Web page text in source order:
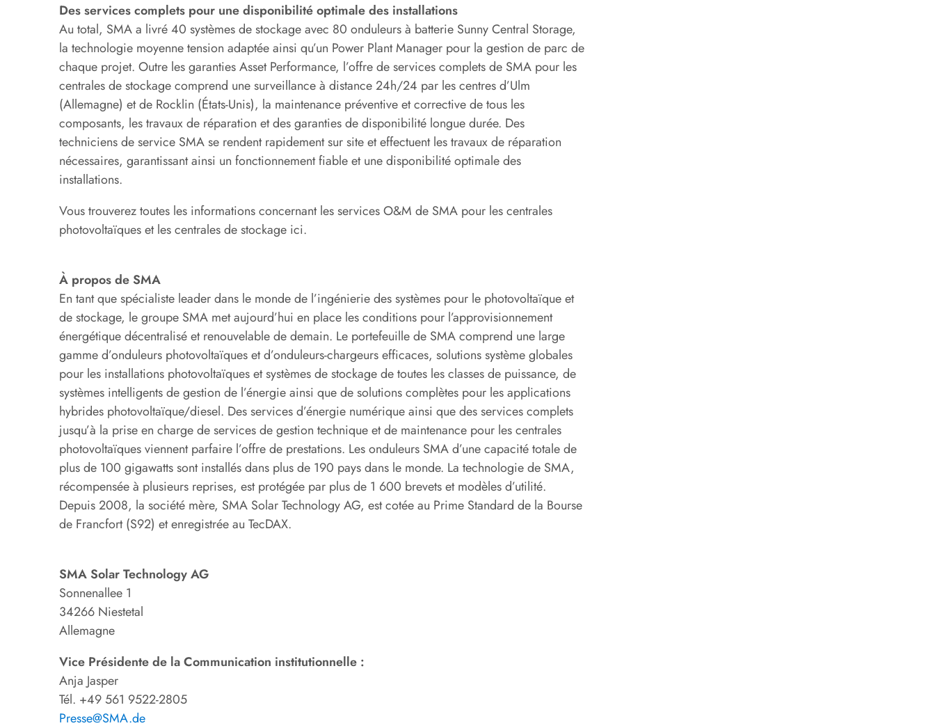
Des services complets pour une disponibilité optimale des installations
Au total, SMA a livré 40 systèmes de stockage avec 80 onduleurs à batterie Sunny Central Storage,
la technologie moyenne tension adaptée ainsi qu’un Power Plant Manager pour la gestion de parc de
chaque projet. Outre les garanties Asset Performance, l’offre de services complets de SMA pour les
centrales de stockage comprend une surveillance à distance 24h/24 par les centres d’Ulm
(Allemagne) et de Rocklin (États-Unis), la maintenance préventive et corrective de tous les
composants, les travaux de réparation et des garanties de disponibilité longue durée. Des
techniciens de service SMA se rendent rapidement sur site et effectuent les travaux de réparation
nécessaires, garantissant ainsi un fonctionnement fiable et une disponibilité optimale des
installations.
Vous trouverez toutes les informations concernant les services O&M de SMA pour les centrales
photovoltaïques et les centrales de stockage ici.
À propos de SMA
En tant que spécialiste leader dans le monde de l’ingénierie des systèmes pour le photovoltaïque et
de stockage, le groupe SMA met aujourd’hui en place les conditions pour l’approvisionnement
énergétique décentralisé et renouvelable de demain. Le portefeuille de SMA comprend une large
gamme d’onduleurs photovoltaïques et d’onduleurs-chargeurs efficaces, solutions système globales
pour les installations photovoltaïques et systèmes de stockage de toutes les classes de puissance, de
systèmes intelligents de gestion de l’énergie ainsi que de solutions complètes pour les applications
hybrides photovoltaïque/diesel. Des services d’énergie numérique ainsi que des services complets
jusqu’à la prise en charge de services de gestion technique et de maintenance pour les centrales
photovoltaïques viennent parfaire l’offre de prestations. Les onduleurs SMA d’une capacité totale de
plus de 100 gigawatts sont installés dans plus de 190 pays dans le monde. La technologie de SMA,
récompensée à plusieurs reprises, est protégée par plus de 1 600 brevets et modèles d’utilité.
Depuis 2008, la société mère, SMA Solar Technology AG, est cotée au Prime Standard de la Bourse
de Francfort (S92) et enregistrée au TecDAX.
SMA Solar Technology AG
Sonnenallee 1
34266 Niestetal
Allemagne
Vice Présidente de la Communication institutionnelle :
Anja Jasper
Tél. +49 561 9522-2805
Presse@SMA.de